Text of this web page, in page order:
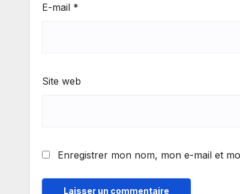
E-mail *
Site web
Enregistrer mon nom, mon e-mail et